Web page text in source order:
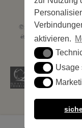
aktivieren.
Technical
UsageUsage
Marketing
©2023 Les Criques de
étoiles Tourisme N°